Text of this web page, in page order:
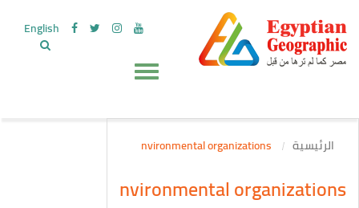
English
الرئيسية
nvironmental organizations